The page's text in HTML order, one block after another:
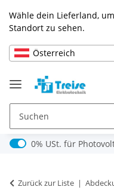
Wähle dein Lieferland,
Standort zu sehen.
Österreich
0% USt. für
0% USt. für
Zurück zur Liste